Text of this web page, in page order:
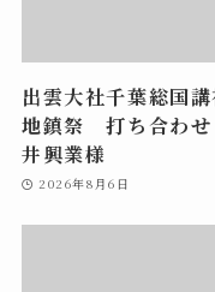
出雲大社千葉総国
地鎮祭 打ち合わ
井興業様
2026年8月6日